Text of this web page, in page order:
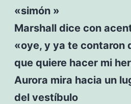
«simón »
Marshall dice con
«oye, y ya te contaron
que quiere hacer mi
Aurora mira hacia un
del vestíbulo